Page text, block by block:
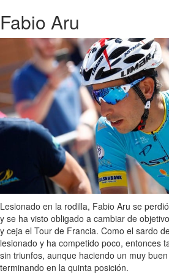
Fabio Aru
Lesionado en la rodilla, Fabio Aru se
y se ha visto obligado a cambiar de
y ceja el Tour de Francia. Como el sardo
lesionado y ha competido poco, entonces
sin triunfos, aunque haciendo un muy
terminando en la quinta posición.